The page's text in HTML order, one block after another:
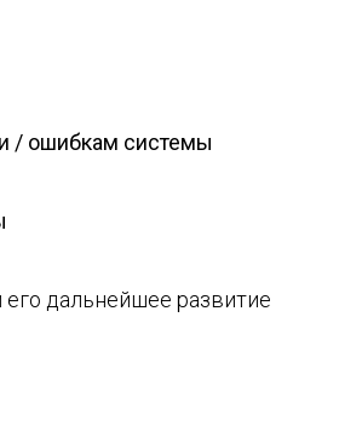
/ ошибкам системы
дальнейшее развитие